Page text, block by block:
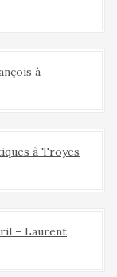
à
à Troyes
– Laurent